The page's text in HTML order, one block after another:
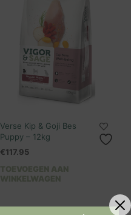
Verse Kip & Goji Bes
Puppy – 12kg
€117.95
TOEVOEGEN AAN
WINKELWAGEN